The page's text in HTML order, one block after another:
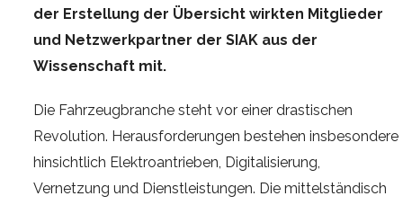
der Erstellung der Übersicht wirkten Mitglieder
und Netzwerkpartner der SIAK aus der
Wissenschaft mit.
Die Fahrzeugbranche steht vor einer drastischen
Revolution. Herausforderungen bestehen insbesondere
hinsichtlich Elektroantrieben, Digitalisierung,
Vernetzung und Dienstleistungen. Die mittelständisch